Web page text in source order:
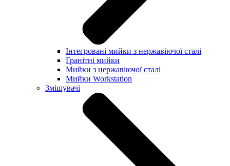
Інтегровані мийки з нержавіючої сталі
Гранітні мийки
Мийки з нержавіючої сталі
Мийки Workstation
Змішувачі